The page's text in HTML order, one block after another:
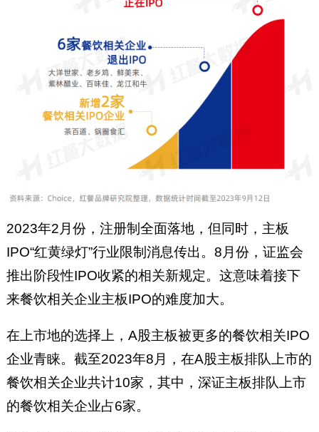
2023年2月份，注册制全面落地，但同时，主板
IPO“红黄绿灯”行业限制消息传出。8月份，证监会
推出阶段性IPO收紧的相关新规定。这意味着接下
来餐饮相关企业主板IPO的难度加大。
在上市地的选择上，A股主板被更多的餐饮相关IPO
企业青睐。截至2023年8月，在A股主板排队上市的
餐饮相关企业共计10家，其中，深证主板排队上市
的餐饮相关企业占6家。